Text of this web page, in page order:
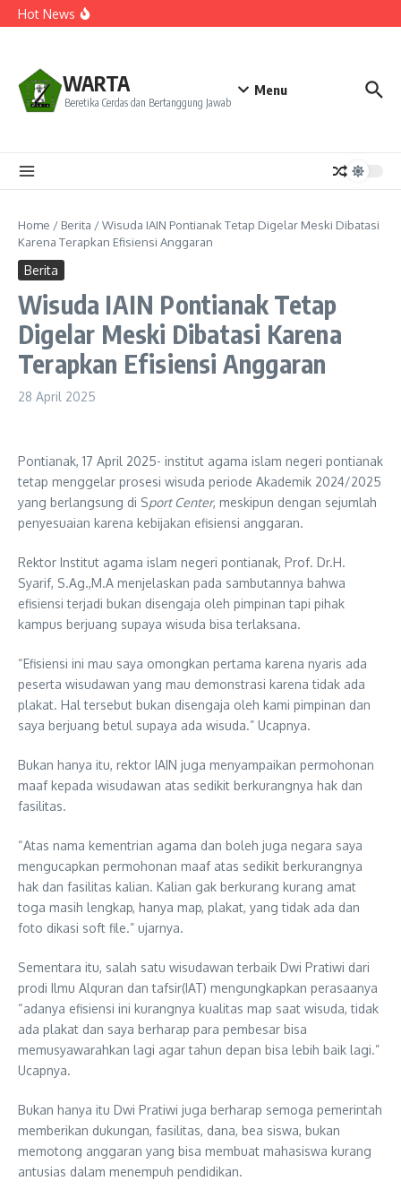
Lewati ke konten
Hot News
ke NCC 4 Bali
Sukseskan Kerja Bakti di Anjungan Melancar
WARTA
Beretika Cerdas dan Bertanggung Jawab
Menu
Home / Berita /Wisuda IAIN Pontianak Tetap Digelar Meski Dibatasi
Karena Terapkan Efisiensi Anggaran
Berita
Wisuda IAIN Pontianak Tetap
Digelar Meski Dibatasi Karena
Terapkan Efisiensi Anggaran
28 April 2025
Pontianak, 17 April 2025- institut agama islam negeri pontianak
tetap menggelar prosesi wisuda periode Akademik 2024/2025
yang berlangsung di Sport Center, meskipun dengan sejumlah
penyesuaian karena kebijakan efisiensi anggaran.
Rektor Institut agama islam negeri pontianak, Prof. Dr.H.
Syarif, S.Ag.,M.A menjelaskan pada sambutannya bahwa
efisiensi terjadi bukan disengaja oleh pimpinan tapi pihak
kampus berjuang supaya wisuda bisa terlaksana.
“Efisiensi ini mau saya omongkan pertama karena nyaris ada
peserta wisudawan yang mau demonstrasi karena tidak ada
plakat. Hal tersebut bukan disengaja oleh kami pimpinan dan
saya berjuang betul supaya ada wisuda.” Ucapnya.
Bukan hanya itu, rektor IAIN juga menyampaikan permohonan
maaf kepada wisudawan atas sedikit berkurangnya hak dan
fasilitas.
“Atas nama kementrian agama dan boleh juga negara saya
mengucapkan permohonan maaf atas sedikit berkurangnya
hak dan fasilitas kalian. Kalian gak berkurang kurang amat
toga masih lengkap, hanya map, plakat, yang tidak ada dan
foto dikasi soft file.” ujarnya.
Sementara itu, salah satu wisudawan terbaik Dwi Pratiwi dari
prodi Ilmu Alquran dan tafsir(IAT) mengungkapkan perasaanya
“adanya efisiensi ini kurangnya kualitas map saat wisuda, tidak
ada plakat dan saya berharap para pembesar bisa
memusyawarahkan lagi agar tahun depan bisa lebih baik lagi.”
Ucapnya.
Bukan hanya itu Dwi Pratiwi juga berharap semoga pemerintah
memberikan dukungan, fasilitas, dana, bea siswa, bukan
memotong anggaran yang bisa membuat mahasiswa kurang
antusias dalam menempuh pendidikan.